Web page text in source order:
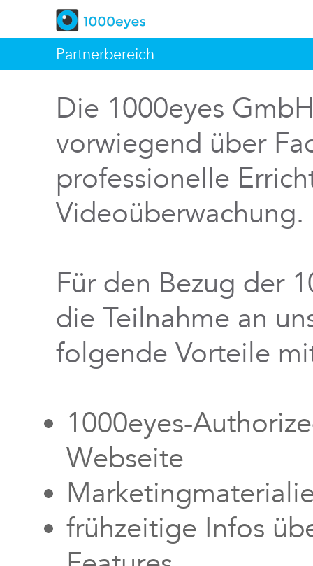
Partnerbereich
Die 1000eyes
vorwiegend über
professionelle
Videoüberwachung.
Für den Bezug der
die Teilnahme an
folgende Vorteile
1000eyes-
Webseite
frühzeitige Infos